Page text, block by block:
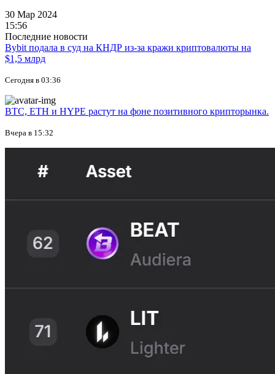
30 Мар 2024
15:56
Последние новости
Bybit подала в суд на КНДР из-за кражи криптовалюты на
$1,5 млрд
Сегодня в 03:36
BTC, ETH и HYPE растут на фоне позитивного крипторынка.
Вчера в 15:32